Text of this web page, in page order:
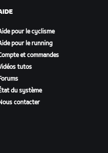
pour le cyclisme
pour le running
et commandes
tutos
du système
contacter